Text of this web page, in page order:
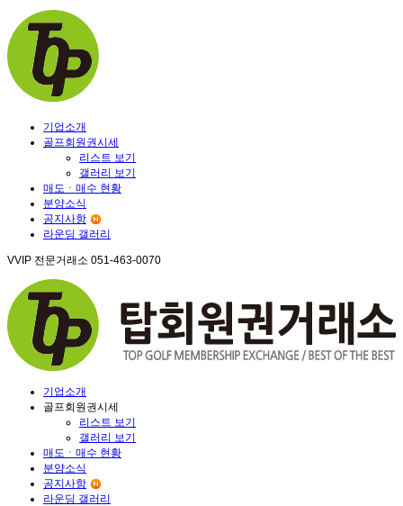
기업소개
골프회원권시세
리스트 보기
갤러리 보기
매도ㆍ매수 현황
분양소식
공지사항
라운딩 갤러리
VVIP 전문거래소 051-463-0070
기업소개
골프회원권시세
리스트 보기
갤러리 보기
매도ㆍ매수 현황
분양소식
공지사항
라운딩 갤러리